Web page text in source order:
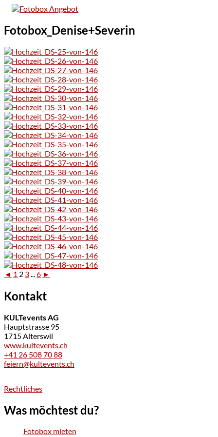
Zum
springen
Fotobox_Denise+Severin
◄ 1 2 3...6 ►
Kontakt
KULTevents AG
Hauptstrasse 95
1715 Alterswil
www.kultevents.ch
+41 26 508 70 88
feiern@kultevents.ch
Rechtliches
Was möchtest du?
Fotobox mieten